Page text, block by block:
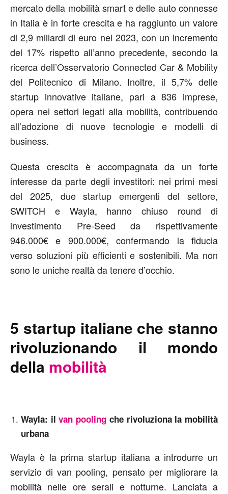
mercato della mobilità smart e delle auto connesse
in Italia è in forte crescita e ha raggiunto un valore
di 2,9 miliardi di euro nel 2023, con un incremento
del 17% rispetto all’anno precedente, secondo la
ricerca dell’Osservatorio Connected Car & Mobility
del Politecnico di Milano. Inoltre, il 5,7% delle
startup innovative italiane, pari a 836 imprese,
opera nei settori legati alla mobilità, contribuendo
all’adozione di nuove tecnologie e modelli di
business.
Questa crescita è accompagnata da un forte
interesse da parte degli investitori: nei primi mesi
del 2025, due startup emergenti del settore,
SWITCH e Wayla, hanno chiuso round di
investimento Pre-Seed da rispettivamente
946.000€ e 900.000€, confermando la fiducia
verso soluzioni più efficienti e sostenibili. Ma non
sono le uniche realtà da tenere d’occhio.
5 startup italiane che stanno
rivoluzionando il mondo
della mobilità
Wayla: ilvan pooling che rivoluziona la mobilità
urbana
Wayla è la prima startup italiana a introdurre un
servizio di van pooling, pensato per migliorare la
mobilità nelle ore serali e notturne. Lanciata a